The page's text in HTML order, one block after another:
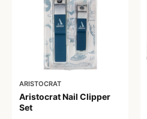
ARISTOCRAT
Aristocrat Nail Clipper
Set